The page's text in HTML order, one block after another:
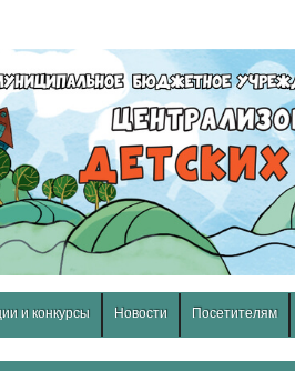
и конкурсы Новости Посетителям